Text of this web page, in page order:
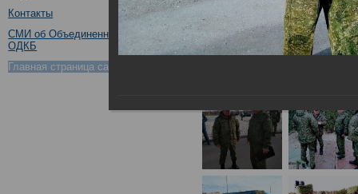
Контакты
СМИ об Объединенном штабе
ОДКБ
Главная страница сайта ОДКБ